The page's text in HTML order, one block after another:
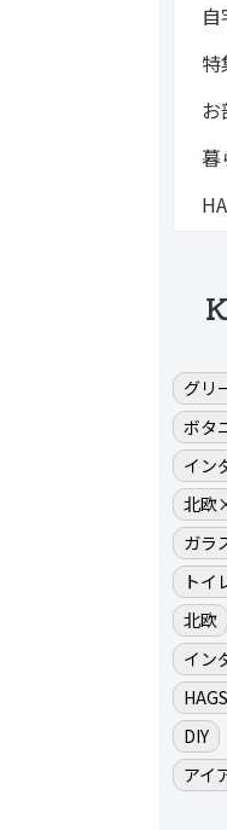
特
お
暮
グリ
ボタ
イン
北欧
ガラ
トイ
北欧
イン
DIY
アイ